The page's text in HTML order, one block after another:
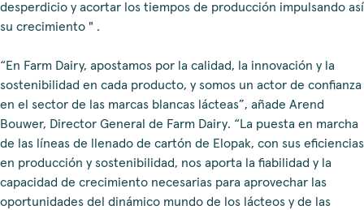
desperdicio y acortar los tiempos de producción impulsando así
su crecimiento " .
“En Farm Dairy, apostamos por la calidad, la innovación y la
sostenibilidad en cada producto, y somos un actor de confianza
en el sector de las marcas blancas lácteas”, añade Arend
Bouwer, Director General de Farm Dairy. “La puesta en marcha
de las líneas de llenado de cartón de Elopak, con sus eficiencias
en producción y sostenibilidad, nos aporta la fiabilidad y la
capacidad de crecimiento necesarias para aprovechar las
oportunidades del dinámico mundo de los lácteos y de las